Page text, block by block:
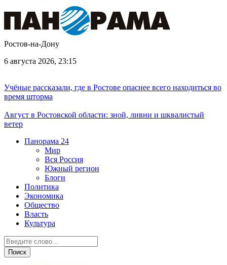
Ростов-на-Дону
6 августа 2026, 23:15
Учёные рассказали, где в Ростове опаснее всего находиться во
время шторма
Август в Ростовской области: зной, ливни и шквалистый
ветер
Панорама 24
Мир
Вся Россия
Южный регион
Блоги
Политика
Экономика
Общество
Власть
Культура